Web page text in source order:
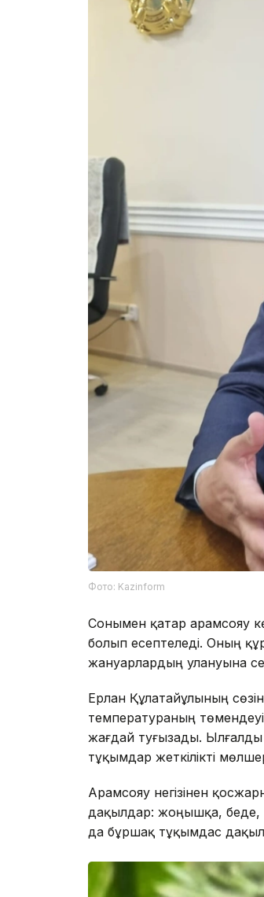
Фото: Kazinform
Сонымен қатар арамсояу
болып есептеледі. Оның
жануарлардың улануына
Ерлан Құлатайұлының
температураның
жағдай туғызады.
тұқымдар жеткілікті
Арамсояу негізінен
дақылдар: жоңышқа, беде,
да бұршақ тұқымдас